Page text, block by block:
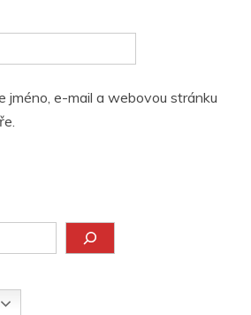
jméno, e-mail a webovou stránku